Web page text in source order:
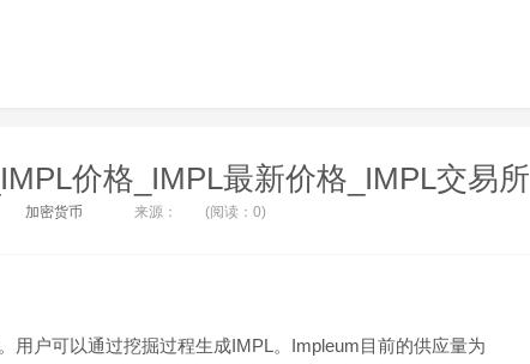
价格_IMPL最新价格_IMPL交易所
加密货币 来源： (阅读：0)
用户可以通过挖掘过程生成IMPL。Impleum目前的供应量为